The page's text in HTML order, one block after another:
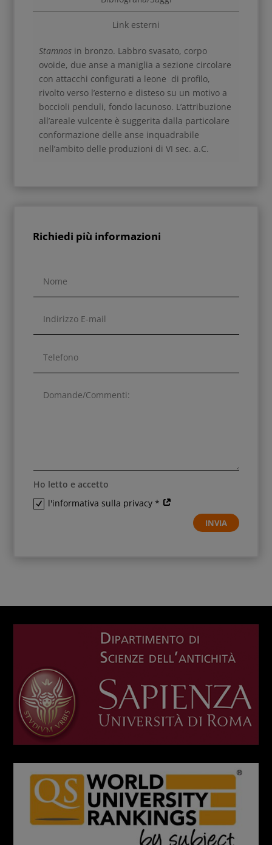
Link esterni
Stamnos in bronzo. Labbro svasato, corpo
ovoide, due anse a maniglia a sezione circolare
con attacchi configurati a leone di profilo,
rivolto verso l’esterno e disteso su un motivo a
boccioli penduli, fondo lacunoso. L’attribuzione
all’areale vulcente è suggerita dalla particolare
conformazione delle anse inquadrabile
nell’ambito delle produzioni di VI sec. a.C.
Richiedi più informazioni
Ho letto e accetto
l'informativa sulla privacy *
INVIA